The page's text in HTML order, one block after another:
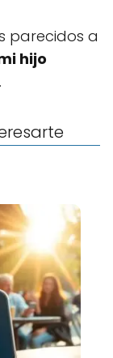
parecidos a
hijo
.